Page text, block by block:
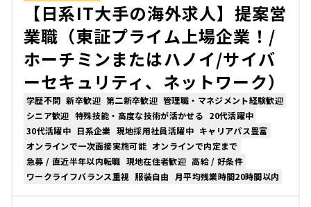
【日系IT大手の海外求人】提案営
業職（東証プライム上場企業！/
ホーチミンまたはハノイ/サイバ
ーセキュリティ、ネットワーク）
学歴不問 新卒歓迎 第二新卒歓迎 管理職・マネジメント経験歓迎
シニア歓迎 特殊技能・高度な技術が活かせる 20代活躍中
30代活躍中 日系企業 現地採用社員活躍中 キャリアパス豊富
オンラインで一次面接実施可能 オンラインで内定まで
急募 / 直近半年以内転職 現地在住者歓迎 高給 / 好条件
ワークライフバランス重視 服装自由 月平均残業時間20時間以内